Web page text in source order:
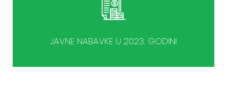
JAVNE NABAVKE U 2023. GODINI